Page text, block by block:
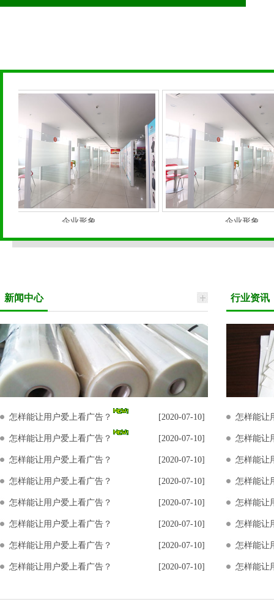
企业形象 企业形象
新闻中心
怎样能让用户爱上看广告？ [2020-07-10]
怎样能让用户爱上看广告？ [2020-07-10]
怎样能让用户爱上看广告？ [2020-07-10]
怎样能让用户爱上看广告？ [2020-07-10]
怎样能让用户爱上看广告？ [2020-07-10]
怎样能让用户爱上看广告？ [2020-07-10]
怎样能让用户爱上看广告？ [2020-07-10]
怎样能让用户爱上看广告？ [2020-07-10]
行业资讯
怎样能让
怎样能让
怎样能让
怎样能让
怎样能让
怎样能让
怎样能让
怎样能让